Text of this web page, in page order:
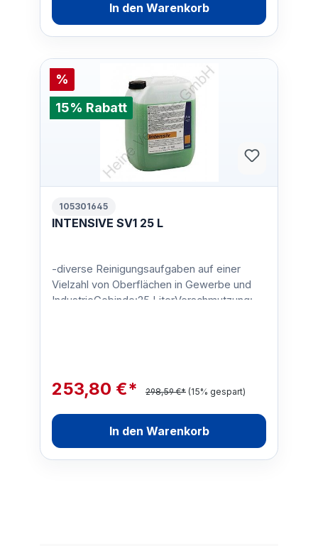
In den Warenkorb
%
15% Rabatt
105301645
INTENSIVE SV1 25 L
-diverse Reinigungsaufgaben auf einer
Vielzahl von Oberflächen in Gewerbe und
IndustrieGebinde:25 LiterVerschmutzung:-
253,80 €* 298,59 €* (15% gespart)
In den Warenkorb